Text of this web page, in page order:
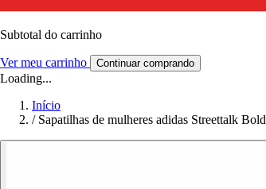
Subtotal do carrinho
Ver meu carrinho Continuar comprando
Loading...
Início
/ Sapatilhas de mulheres adidas Streettalk Bold